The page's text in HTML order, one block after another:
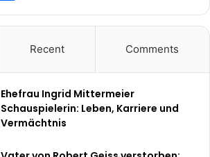
Recent Comments
Ehefrau Ingrid Mittermeier
Schauspielerin: Leben, Karriere und
Vermächtnis